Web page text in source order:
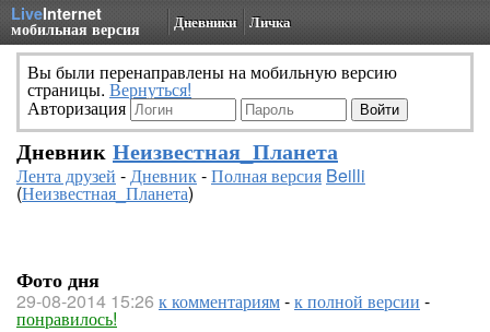
LiveInternet
мобильная версия Дневники Личка
Вы были перенаправлены на мобильную версию
страницы. Вернуться!
Авторизация
Дневник Неизвестная_Планета
Лента друзей -Дневник-Полная версия Beilli
(Неизвестная_Планета)
Фото дня
29-08-2014 15:26 к комментариям-к полной версии -
понравилось!